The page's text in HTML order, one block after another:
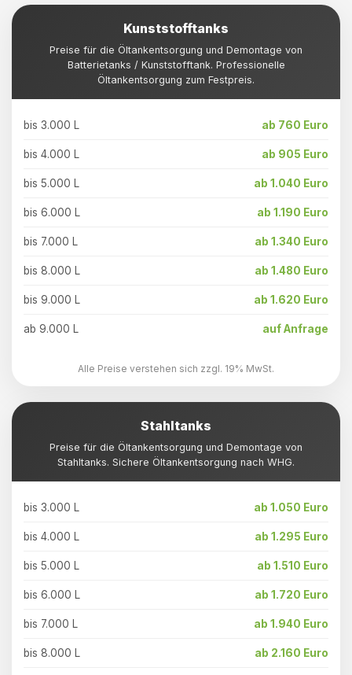
Kunststofftanks
Preise für die Öltankentsorgung und Demontage von
Batterietanks / Kunststofftank. Professionelle
Öltankentsorgung zum Festpreis.
bis 3.000 L ab 760 Euro
bis 4.000 L ab 905 Euro
bis 5.000 L ab 1.040 Euro
bis 6.000 L ab 1.190 Euro
bis 7.000 L ab 1.340 Euro
bis 8.000 L ab 1.480 Euro
bis 9.000 L ab 1.620 Euro
ab 9.000 L auf Anfrage
Alle Preise verstehen sich zzgl. 19% MwSt.
Stahltanks
Preise für die Öltankentsorgung und Demontage von
Stahltanks. Sichere Öltankentsorgung nach WHG.
bis 3.000 L ab 1.050 Euro
bis 4.000 L ab 1.295 Euro
bis 5.000 L ab 1.510 Euro
bis 6.000 L ab 1.720 Euro
bis 7.000 L ab 1.940 Euro
bis 8.000 L ab 2.160 Euro